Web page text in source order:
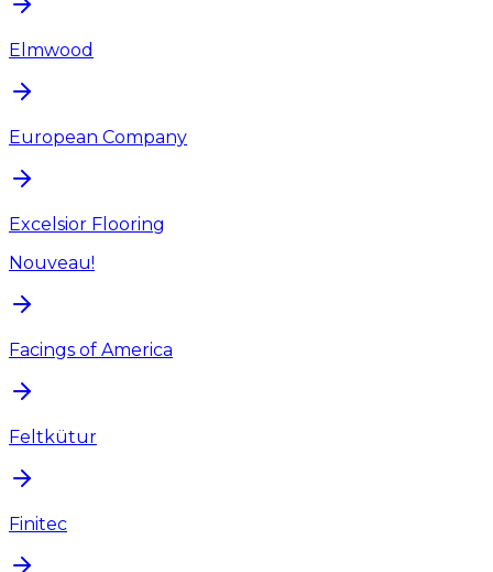
Elmwood
European Company
Excelsior Flooring
Nouveau!
Facings of America
Feltkütur
Finitec